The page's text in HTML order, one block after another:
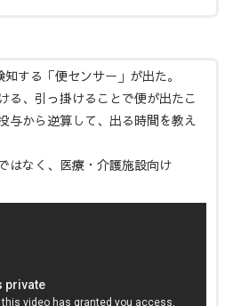
する「便センサー」が出た。
る、引っ掛けることで便が出たこ
与から逆算して、出る時間を教え
はなく、医療・介護施設向け